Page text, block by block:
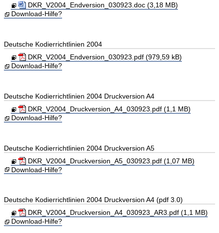
DKR_V2004_Endversion_030923.doc (3,18 MB)
Download-Hilfe?
Deutsche Kodierrichtlinien 2004
DKR_V2004_Endversion_030923.pdf (979,59 kB)
Download-Hilfe?
Deutsche Kodierrichtlinien 2004 Druckversion A4
DKR_V2004_Druckversion_A4_030923.pdf (1,1 MB)
Download-Hilfe?
Deutsche Kodierrichtlinien 2004 Druckversion A5
DKR_V2004_Druckversion_A5_030923.pdf (1,07 MB)
Download-Hilfe?
Deutsche Kodierrichtlinien 2004 Druckversion A4 (pdf 3.0)
DKR_V2004_Druckversion_A4_030923_AR3.pdf (1,1 MB)
Download-Hilfe?